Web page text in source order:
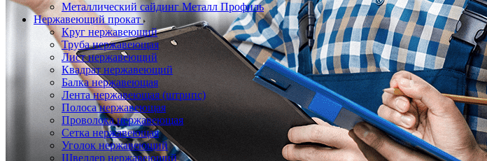
Металлический сайдинг Металл Профиль
Нержавеющий прокат
Круг нержавеющий
Труба нержавеющая
Лист нержавеющий
Квадрат нержавеющий
Балка нержавеющая
Лента нержавеющая (штрипс)
Полоса нержавеющая
Проволока нержавеющая
Сетка нержавеющая
Уголок нержавеющий
Швеллер нержавеющий